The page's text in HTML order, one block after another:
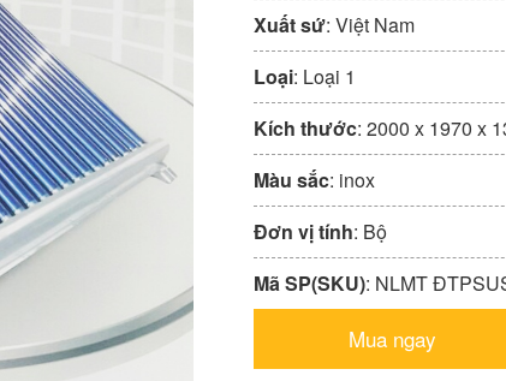
Xuất sứ: Việt Nam
Loại: Loại 1
Kích thước: 2000 x 1970 x
Màu sắc: inox
Đơn vị tính: Bộ
Mã SP(SKU): NLMT
Mua ngay